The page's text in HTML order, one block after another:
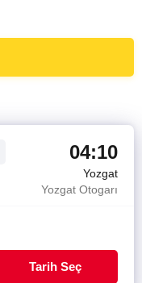
04:10
Yozgat
Yozgat Otogarı
Tarih Seç